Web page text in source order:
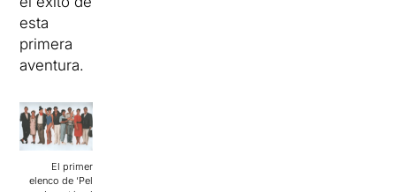
esta
primera
aventura.
El primer
elenco de ‘Pel